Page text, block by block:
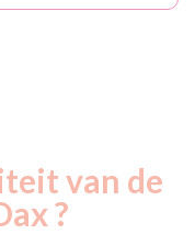
van de
?